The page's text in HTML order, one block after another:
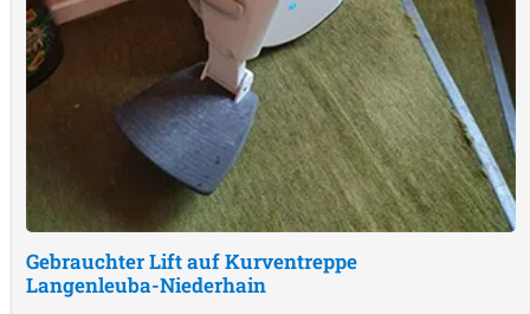
Gebrauchter Lift auf Kurventreppe
Langenleuba-Niederhain